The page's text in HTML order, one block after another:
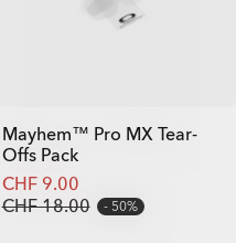
Mayhem™ Pro MX Tear-
Offs Pack
CHF 9.00
CHF 18.00
50%